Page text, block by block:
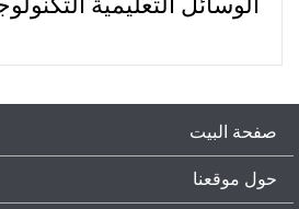
صفحة البيت
حول موقعنا